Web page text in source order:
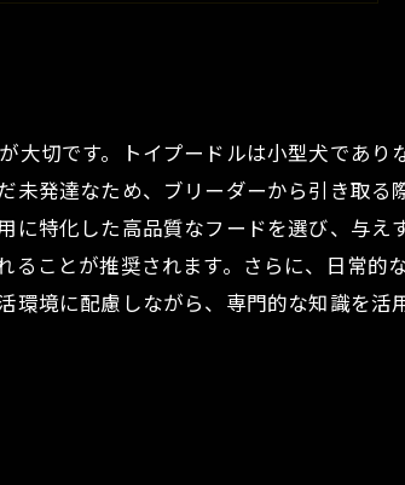
健康管理完全ガイド
切です。トイプードルは小型犬であり
発達なため、ブリーダーから引き取る
特化した高品質なフードを選び、与え
ことが推奨されます。さらに、日常的
境に配慮しながら、専門的な知識を活